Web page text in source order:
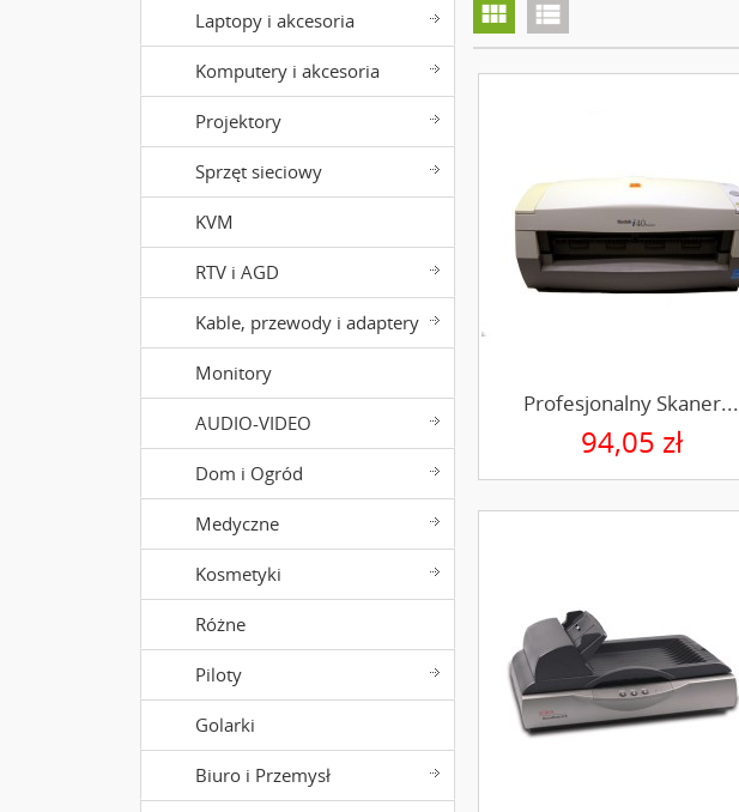
Laptopy i akcesoria
Komputery i akcesoria
Projektory
Sprzęt sieciowy
KVM
RTV i AGD
Kable, przewody i adaptery
Monitory
AUDIO-VIDEO
Dom i Ogród
Medyczne
Kosmetyki
Różne
Piloty
Golarki
Biuro i Przemysł
view_module view_list
Profesjonalny Skaner...
94,05 zł